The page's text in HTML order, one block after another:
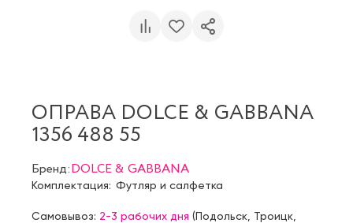
ОПРАВА DOLCE & GABBANA
1356 488 55
Бренд:DOLCE & GABBANA
Комплектация: Футляр и салфетка
Самовывоз: 2-3 рабочих дня (Подольск Троицк